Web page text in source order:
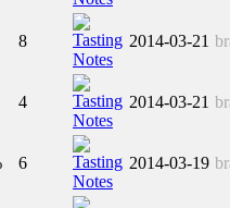
8 2014-03-21
4 2014-03-21
6 2014-03-19